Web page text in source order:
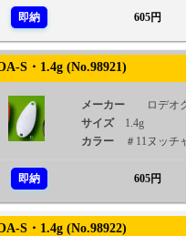
即納 605円
S・1.4g (No.98921)
メーカー
ロデオ
サイズ
1.4g
カラー
＃11ヌッチ
即納 605円
S・1.4g (No.98922)